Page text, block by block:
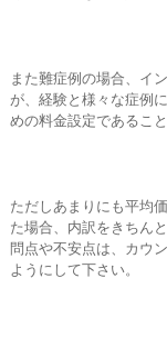
また難症例の場合、イ
が、経験と様々な症例
めの料金設定であるこ
ただしあまりにも平均
た場合、内訳をきちん
問点や不安点は、カウ
ようにして下さい。